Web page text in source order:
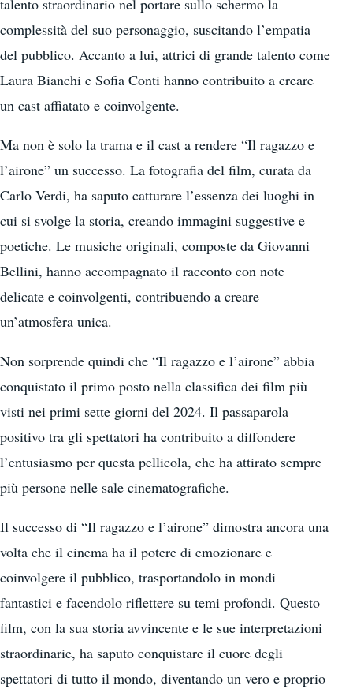
talento straordinario nel portare sullo schermo la
complessità del suo personaggio, suscitando l’empatia
del pubblico. Accanto a lui, attrici di grande talento come
Laura Bianchi e Sofia Conti hanno contribuito a creare
un cast affiatato e coinvolgente.
Ma non è solo la trama e il cast a rendere “Il ragazzo e
l’airone” un successo. La fotografia del film, curata da
Carlo Verdi, ha saputo catturare l’essenza dei luoghi in
cui si svolge la storia, creando immagini suggestive e
poetiche. Le musiche originali, composte da Giovanni
Bellini, hanno accompagnato il racconto con note
delicate e coinvolgenti, contribuendo a creare
un’atmosfera unica.
Non sorprende quindi che “Il ragazzo e l’airone” abbia
conquistato il primo posto nella classifica dei film più
visti nei primi sette giorni del 2024. Il passaparola
positivo tra gli spettatori ha contribuito a diffondere
l’entusiasmo per questa pellicola, che ha attirato sempre
più persone nelle sale cinematografiche.
Il successo di “Il ragazzo e l’airone” dimostra ancora una
volta che il cinema ha il potere di emozionare e
coinvolgere il pubblico, trasportandolo in mondi
fantastici e facendolo riflettere su temi profondi. Questo
film, con la sua storia avvincente e le sue interpretazioni
straordinarie, ha saputo conquistare il cuore degli
spettatori di tutto il mondo, diventando un vero e proprio